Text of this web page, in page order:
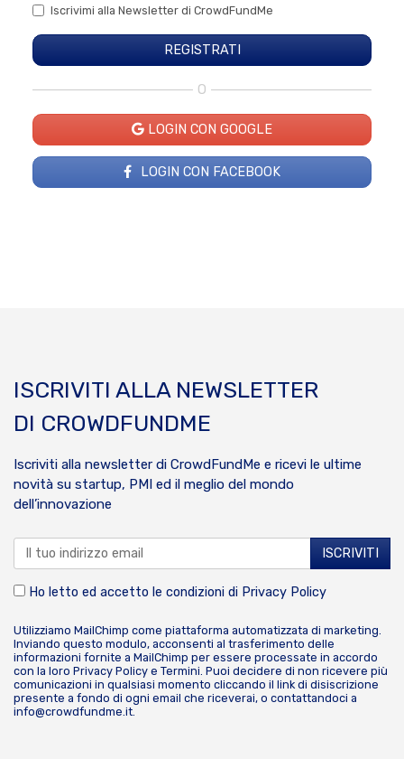
Iscrivimi alla Newsletter di CrowdFundMe
O
LOGIN CON GOOGLE
LOGIN CON FACEBOOK
ISCRIVITI ALLA NEWSLETTER
DI CROWDFUNDME
Iscriviti alla newsletter di CrowdFundMe e ricevi le ultime
novità su startup, PMI ed il meglio del mondo
dell’innovazione
Ho letto ed accetto le condizioni di Privacy Policy
Utilizziamo MailChimp come piattaforma automatizzata di marketing.
Inviando questo modulo, acconsenti al trasferimento delle
informazioni fornite a MailChimp per essere processate in accordo
con la loro Privacy Policy e Termini. Puoi decidere di non ricevere più
comunicazioni in qualsiasi momento cliccando il link di disiscrizione
presente a fondo di ogni email che riceverai, o contattandoci a
info@crowdfundme.it.